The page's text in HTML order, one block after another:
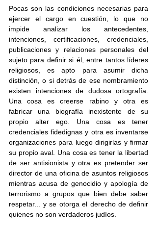
Pocas son las condiciones necesarias para
ejercer el cargo en cuestión, lo que no
impide analizar los antecedentes,
intenciones, certificaciones, credenciales,
publicaciones y relaciones personales del
sujeto para definir si él, entre tantos líderes
religiosos, es apto para asumir dicha
distinción, o si detrás de ese nombramiento
existen intenciones de dudosa ortografía.
Una cosa es creerse rabino y otra es
fabricar una biografía inexistente de su
propio alter ego. Una cosa es tener
credenciales fidedignas y otra es inventarse
organizaciones para luego dirigirlas y firmar
su propio aval. Una cosa es tener la libertad
de ser antisionista y otra es pretender ser
director de una oficina de asuntos religiosos
mientras acusa de genocidio y apología de
terrorismo a grupos que bien debe saber
respetar... y se otorga el derecho de definir
quienes no son verdaderos judíos.